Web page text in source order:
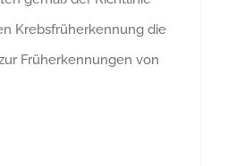
Krebsfrüherkennung die
Früherkennungen von